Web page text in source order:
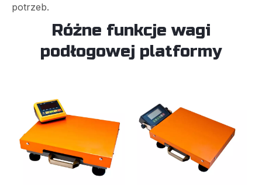
potrzeb.
Różne funkcje wagi
podłogowej platformy